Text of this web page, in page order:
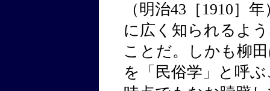
（明治43［1910］
に広く知られるよ
ことだ。しかも柳
を「民俗学」と呼